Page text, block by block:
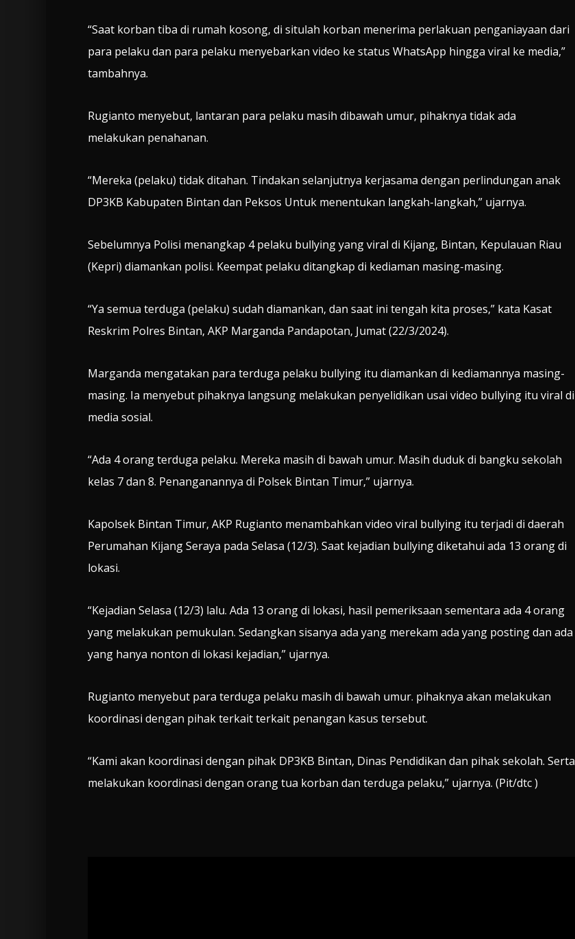
“Saat korban tiba di rumah kosong, di situlah korban menerima perlakuan penganiayaan dari
para pelaku dan para pelaku menyebarkan video ke status WhatsApp hingga viral ke media,”
tambahnya.
Rugianto menyebut, lantaran para pelaku masih dibawah umur, pihaknya tidak ada
melakukan penahanan.
“Mereka (pelaku) tidak ditahan. Tindakan selanjutnya kerjasama dengan perlindungan anak
DP3KB Kabupaten Bintan dan Peksos Untuk menentukan langkah-langkah,” ujarnya.
Sebelumnya Polisi menangkap 4 pelaku bullying yang viral di Kijang, Bintan, Kepulauan Riau
(Kepri) diamankan polisi. Keempat pelaku ditangkap di kediaman masing-masing.
“Ya semua terduga (pelaku) sudah diamankan, dan saat ini tengah kita proses,” kata Kasat
Reskrim Polres Bintan, AKP Marganda Pandapotan, Jumat (22/3/2024).
Marganda mengatakan para terduga pelaku bullying itu diamankan di kediamannya masing-
masing. Ia menyebut pihaknya langsung melakukan penyelidikan usai video bullying itu viral di
media sosial.
“Ada 4 orang terduga pelaku. Mereka masih di bawah umur. Masih duduk di bangku sekolah
kelas 7 dan 8. Penanganannya di Polsek Bintan Timur,” ujarnya.
Kapolsek Bintan Timur, AKP Rugianto menambahkan video viral bullying itu terjadi di daerah
Perumahan Kijang Seraya pada Selasa (12/3). Saat kejadian bullying diketahui ada 13 orang di
lokasi.
“Kejadian Selasa (12/3) lalu. Ada 13 orang di lokasi, hasil pemeriksaan sementara ada 4 orang
yang melakukan pemukulan. Sedangkan sisanya ada yang merekam ada yang posting dan ada
yang hanya nonton di lokasi kejadian,” ujarnya.
Rugianto menyebut para terduga pelaku masih di bawah umur. pihaknya akan melakukan
koordinasi dengan pihak terkait terkait penangan kasus tersebut.
“Kami akan koordinasi dengan pihak DP3KB Bintan, Dinas Pendidikan dan pihak sekolah. Serta
melakukan koordinasi dengan orang tua korban dan terduga pelaku,” ujarnya. (Pit/dtc )